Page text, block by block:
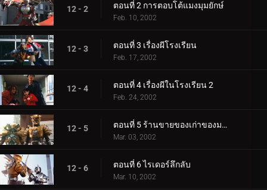
12 - 2 ตอนที่ 2 การตอบโต้แมงมุมยักษ์
Feb. 10, 2002
12 - 3 ตอนที่ 3 เรื่องผีโรงเรียน
Feb. 17, 2002
12 - 4 ตอนที่ 4 เรื่องผีในโรงเรียน 2
Feb. 24, 2002
12 - 5 ตอนที่ 5 ร้านขายของเก่าของมอนสเตอร์
Mar. 03, 2002
12 - 6 ตอนที่ 6 ไรเดอร์ลึกลับ
Mar. 10, 2002